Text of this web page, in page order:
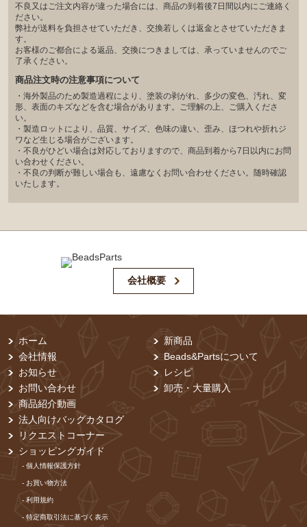
不良又はご注文内容が違った場合には、商品の到着後7日間以内にご連絡く
ださい。
弊社が送料を負担させていただき、交換若しくは返金とさせていただきま
す。
お客様のご都合による返品、交換につきましては、承っていませんのでご
了承ください。
商品注文時の注意事項について
・海外製品のため製造過程により、塗装の剥がれ、多少の変色、汚れ、変
形、表面のキズなどを含む場合があります。ご理解の上、ご購入くださ
い。
・製造ロットにより、品質、サイズ、色味の違い、歪み、ほつれや折れジ
ワなど生じる場合がございます。
・不良がひどい場合は対応しておりますので、商品到着から7日以内にお問
い合わせください。
・不良の判断が難しい場合も、遠慮なくお問い合わせください。随時確認
いたします。
会社概要
ホーム
会社情報
お知らせ
お問い合わせ
商品紹介動画
法人向けバッグカタログ
リクエストコーナー
新商品
Beads&Partsについて
レシピ
卸売・⼤量購⼊
ショッピングガイド
- 個⼈情報保護⽅針
- お買い物⽅法
- 利⽤規約
- 特定商取引法に基づく表⽰